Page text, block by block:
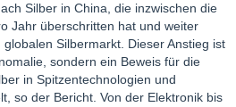
Silber in China, die inzwischen die
Jahr überschritten hat und weiter
Silbermarkt. Dieser Anstieg ist
sondern ein Beweis für die
in Spitzentechnologien und
so der Bericht. Von der Elektronik bis